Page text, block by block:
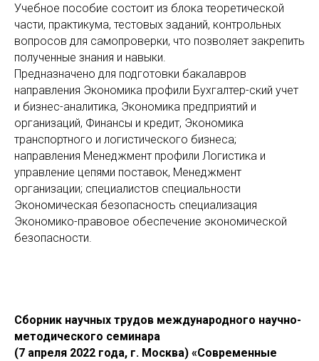
Учебное пособие состоит из блока теоретической
части, практикума, тестовых заданий, контрольных
вопросов для самопроверки, что позволяет закрепить
полученные знания и навыки.
Предназначено для подготовки бакалавров
направления Экономика профили Бухгалтер-ский учет
и бизнес-аналитика, Экономика предприятий и
организаций, Финансы и кредит, Экономика
транспортного и логистического бизнеса;
направления Менеджмент профили Логистика и
управление цепями поставок, Менеджмент
организации; специалистов специальности
Экономическая безопасность специализация
Экономико-правовое обеспечение экономической
безопасности.
Сборник научных трудов международного научно-
методического семинара
(7 апреля 2022 года, г. Москва) «Современные